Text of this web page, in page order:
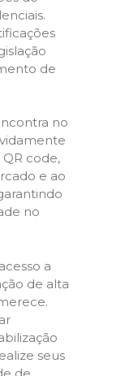
de
no
code,
e ao
no
a
de alta
seus
de